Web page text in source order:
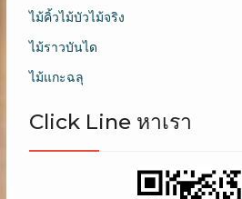
ไม้คิ้วไม้บัวไม้จริง
ไม้ราวบันได
ไม้แกะฉลุ
Click Line หาเรา